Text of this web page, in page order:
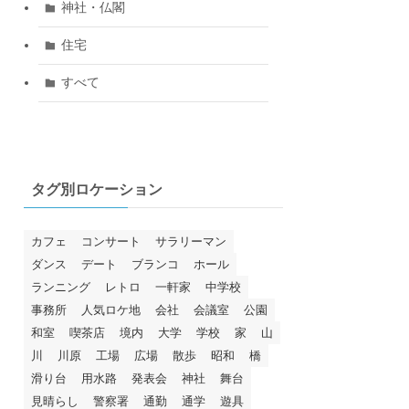
神社・仏閣
住宅
すべて
タグ別ロケーション
カフェ コンサート
サラリーマン
ダンス
デート ブランコ
ホール
ランニング
レトロ 一軒家
中学校
事務所
人気ロケ地 会社 会議室
公園
和室
喫茶店 境内 大学 学校 家
山
川
川原 工場 広場 散歩 昭和
橋
滑り台
用水路 発表会 神社
舞台
見晴らし
警察署 通勤 通学 遊具